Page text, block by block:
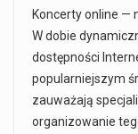
Koncerty online —
W dobie
dostępności
popularniejszym
zauważają
organizowanie